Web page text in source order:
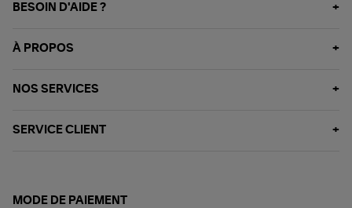
BESOIN D'AIDE ?
À PROPOS
NOS SERVICES
SERVICE CLIENT
MODE DE PAIEMENT